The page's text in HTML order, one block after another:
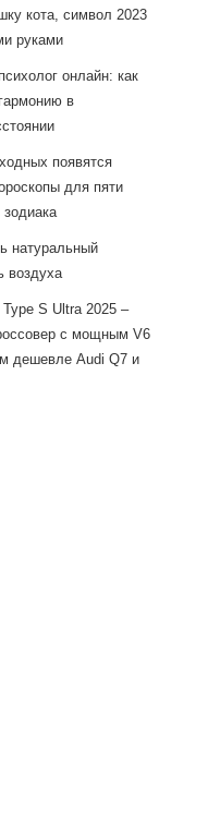
кота, символ 2023
руками
онлайн: как
в
появятся
для пяти
зодиака
натуральный
воздуха
S Ultra 2025 –
с мощным V6
дешевле Audi Q7 и